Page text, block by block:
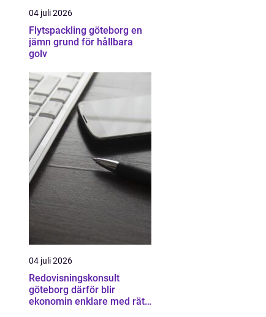
04 juli 2026
Flytspackling göteborg en
jämn grund för hållbara
golv
04 juli 2026
Redovisningskonsult
göteborg därför blir
ekonomin enklare med rätt